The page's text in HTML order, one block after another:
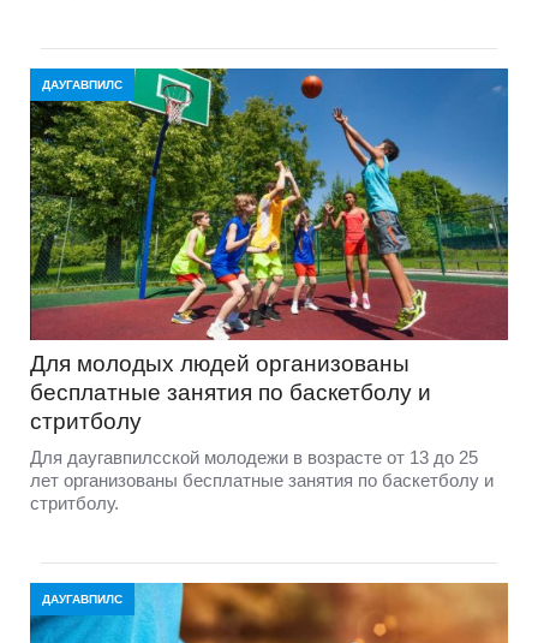
ДАУГАВПИЛС
Для молодых людей организованы
бесплатные занятия по баскетболу и
стритболу
Для даугавпилсской молодежи в возрасте от 13 до 25
лет организованы бесплатные занятия по баскетболу и
стритболу.
ДАУГАВПИЛС